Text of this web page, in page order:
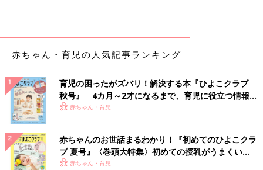
赤ちゃん・育児の人気記事ランキング
育児の困ったがズバリ！解決する本『ひよこクラブ
秋号』 4カ月～2才になるまで、育児に役立つ情報が
いっぱい！
赤ちゃん・育児
赤ちゃんのお世話まるわかり！『初めてのひよこクラ
ブ 夏号』〈巻頭大特集〉初めての授乳がうまくい
く！ おっぱい・ミルクの基本と夏のトラブル 解決テ
赤ちゃん・育児